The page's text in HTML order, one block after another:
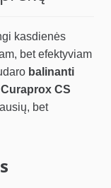
kasdienės
bet efektyviam
balinanti
Curaprox CS
bet